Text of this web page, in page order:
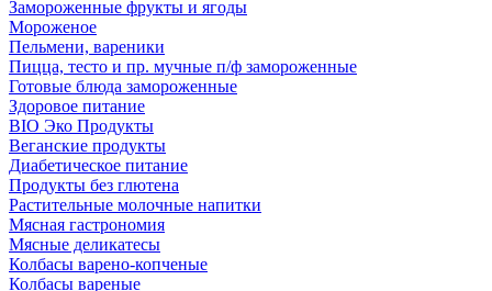
Замороженные фрукты и ягоды
Мороженое
Пельмени, вареники
Пицца, тесто и пр. мучные п/ф замороженные
Готовые блюда замороженные
Здоровое питание
BIO Эко Продукты
Веганские продукты
Диабетическое питание
Продукты без глютена
Растительные молочные напитки
Мясная гастрономия
Мясные деликатесы
Колбасы варено-копченые
Колбасы вареные